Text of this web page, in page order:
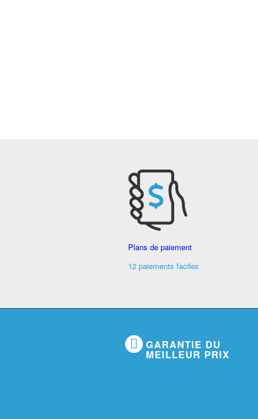
Plans de paiement
12 paiements faciles
GARANTIE DU
MEILLEUR PRIX